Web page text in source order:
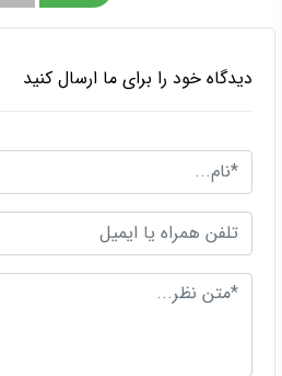
دیدگاه خود را برای ما ارسال کنید